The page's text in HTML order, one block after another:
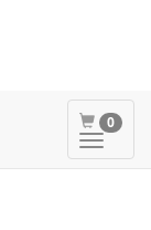
0
ein-/